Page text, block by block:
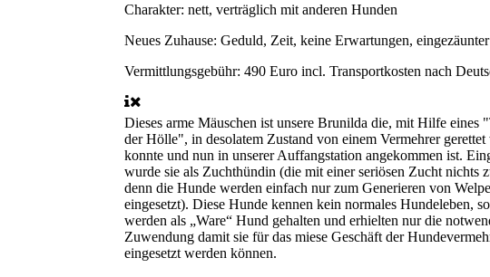
Charakter: nett, verträglich mit anderen Hunden
Neues Zuhause: Geduld, Zeit, keine Erwartungen,
Vermittlungsgebühr: 490 Euro incl. Transportkosten nach
Dieses arme Mäuschen ist unsere Brunilda die, mit Hilfe eines
der Hölle", in desolatem Zustand von einem Vermehrer gerettet
konnte und nun in unserer Auffangstation angekommen ist.
wurde sie als Zuchthündin (die mit einer seriösen Zucht nichts
denn die Hunde werden einfach nur zum Generieren von
eingesetzt). Diese Hunde kennen kein normales Hundeleben,
werden als „Ware“ Hund gehalten und erhielten nur die
Zuwendung damit sie für das miese Geschäft der
eingesetzt werden können.